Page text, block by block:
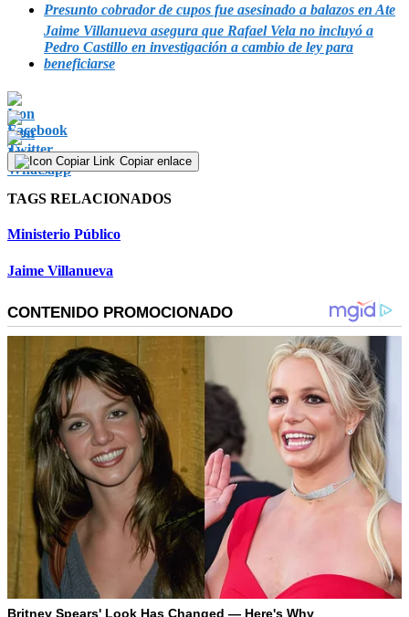
Presunto cobrador de cupos fue asesinado a balazos en Ate
Jaime Villanueva asegura que Rafael Vela no incluyó a
Pedro Castillo en investigación a cambio de ley para
beneficiarse
Copiar enlace
TAGS RELACIONADOS
Ministerio Público
Jaime Villanueva